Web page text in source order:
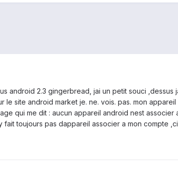
android 2.3 gingerbread, jai un petit souci
le site android market je. ne. vois. pas. mon
qui me dit : aucun appareil android nest
toujours pas dappareil associer a mon compte